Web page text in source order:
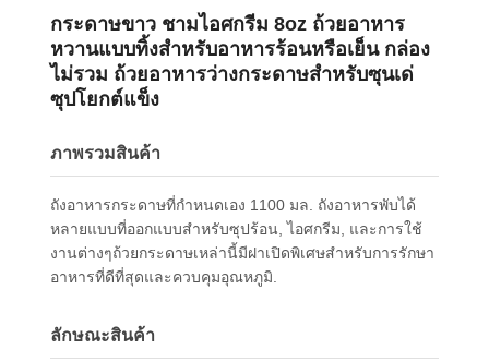
กระดาษขาว ชามไอศกรีม 8oz ถ้วยอาหาร
หวานแบบทิ้งสําหรับอาหารร้อนหรือเย็น กล่อง
ไม่รวม ถ้วยอาหารว่างกระดาษสําหรับซุนเด่
ซุปโยกต์แข็ง
ภาพรวมสินค้า
ถังอาหารกระดาษที่กําหนดเอง 1100 มล. ถังอาหารพับได้
หลายแบบที่ออกแบบสําหรับซุปร้อน, ไอศกรีม, และการใช้
งานต่างๆถ้วยกระดาษเหล่านี้มีฝาเปิดพิเศษสําหรับการรักษา
อาหารที่ดีที่สุดและควบคุมอุณหภูมิ.
ลักษณะสินค้า